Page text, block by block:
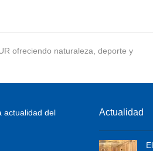
ofreciendo naturaleza, deporte y
actualidad del
Actualidad